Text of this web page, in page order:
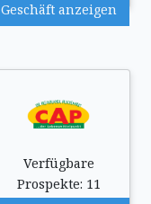
Geschäft anzeigen
Verfügbare
Prospekte: 11